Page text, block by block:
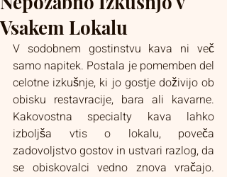
Vsakem Lokalu
V sodobnem gostinstvu kava ni več
samo napitek. Postala je pomemben del
celotne izkušnje, ki jo gostje doživijo ob
obisku restavracije, bara ali kavarne.
Kakovostna specialty kava lahko
izboljša vtis o lokalu, poveča
zadovoljstvo gostov in ustvari razlog, da
se obiskovalci vedno znova vračajo.